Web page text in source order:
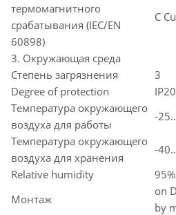
термомагнитного
срабатывания (IEC/EN
60898)
C
3. Окружающая среда
Степень загрязнения
3
Degree of protection
Температура окружающего
воздуха для работы
-
Температура окружающего
воздуха для хранения
-
Relative humidity
Монтаж
on
by